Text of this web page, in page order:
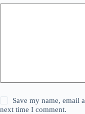
Save my name, email
next time I comment.